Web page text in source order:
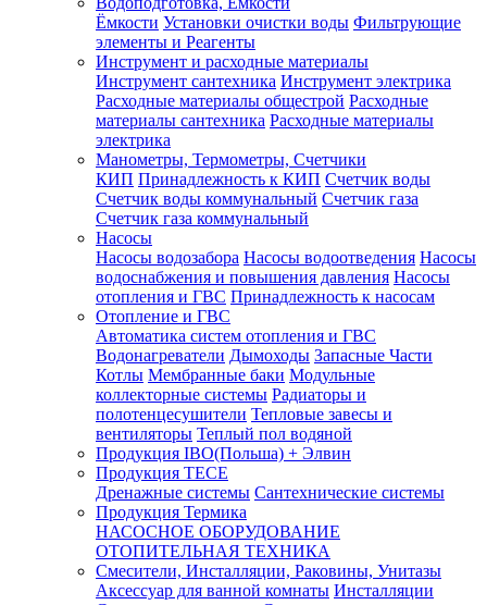
Ёмкости Установки очистки воды Фильтрующие
элементы и Реагенты
Инструмент и расходные материалы
Инструмент сантехника Инструмент электрика
Расходные материалы общестрой Расходные
материалы сантехника Расходные материалы
электрика
Манометры, Термометры, Счетчики
КИП Принадлежность к КИП Счетчик воды
Счетчик воды коммунальный Счетчик газа
Счетчик газа коммунальный
Насосы
Насосы водозабора Насосы водоотведения Насосы
водоснабжения и повышения давления Насосы
отопления и ГВС Принадлежность к насосам
Отопление и ГВС
Автоматика систем отопления и ГВС
Водонагреватели Дымоходы Запасные Части
Котлы Мембранные баки Модульные
коллекторные системы Радиаторы и
полотенцесушители Тепловые завесы и
вентиляторы Теплый пол водяной
Продукция IBO(Польша) + Элвин
Продукция TECE
Дренажные системы Сантехнические системы
Продукция Термика
НАСОСНОЕ ОБОРУДОВАНИЕ
ОТОПИТЕЛЬНАЯ ТЕХНИКА
Смесители, Инсталляции, Раковины, Унитазы
Аксессуар для ванной комнаты Инсталляции